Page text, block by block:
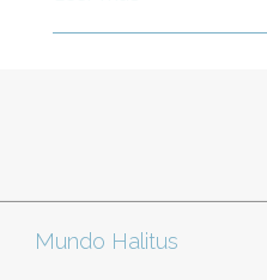
Mundo Halitus